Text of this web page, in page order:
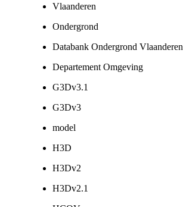
Vlaanderen
Ondergrond
Databank Ondergrond Vlaanderen
Departement Omgeving
G3Dv3.1
G3Dv3
model
H3D
H3Dv2
H3Dv2.1